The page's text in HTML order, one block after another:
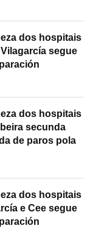
dos hospitais
segue
dos hospitais
secunda
de paros pola
dos hospitais
e Cee segue